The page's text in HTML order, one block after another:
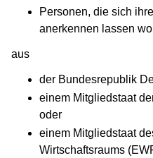
Personen, die sich
anerkennen lassen
aus
der Bundesrepublik
einem Mitgliedstaat
oder
einem Mitgliedstaat
Wirtschaftsraums